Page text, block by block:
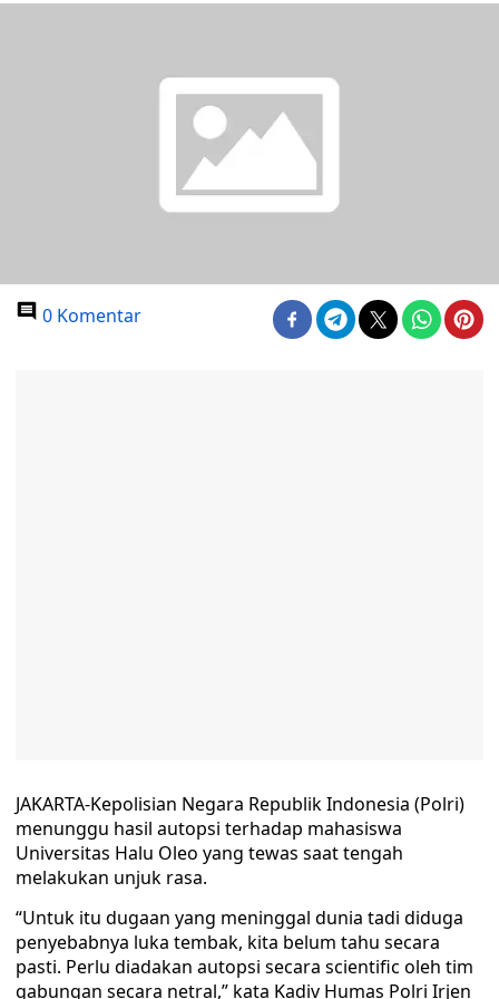
0 Komentar
JAKARTA-Kepolisian Negara Republik Indonesia (Polri)
menunggu hasil autopsi terhadap mahasiswa
Universitas Halu Oleo yang tewas saat tengah
melakukan unjuk rasa.
“Untuk itu dugaan yang meninggal dunia tadi diduga
penyebabnya luka tembak, kita belum tahu secara
pasti. Perlu diadakan autopsi secara scientific oleh tim
gabungan secara netral,” kata Kadiv Humas Polri Irjen